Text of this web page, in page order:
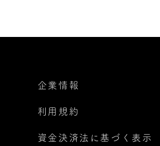
企業情報
利用規約
資金決済法に基づく表示